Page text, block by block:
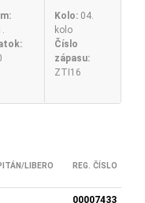
Kolo:04.
kolo
Číslo
zápasu:
ZTI16
LIBERO REG. ČÍSLO
00007433